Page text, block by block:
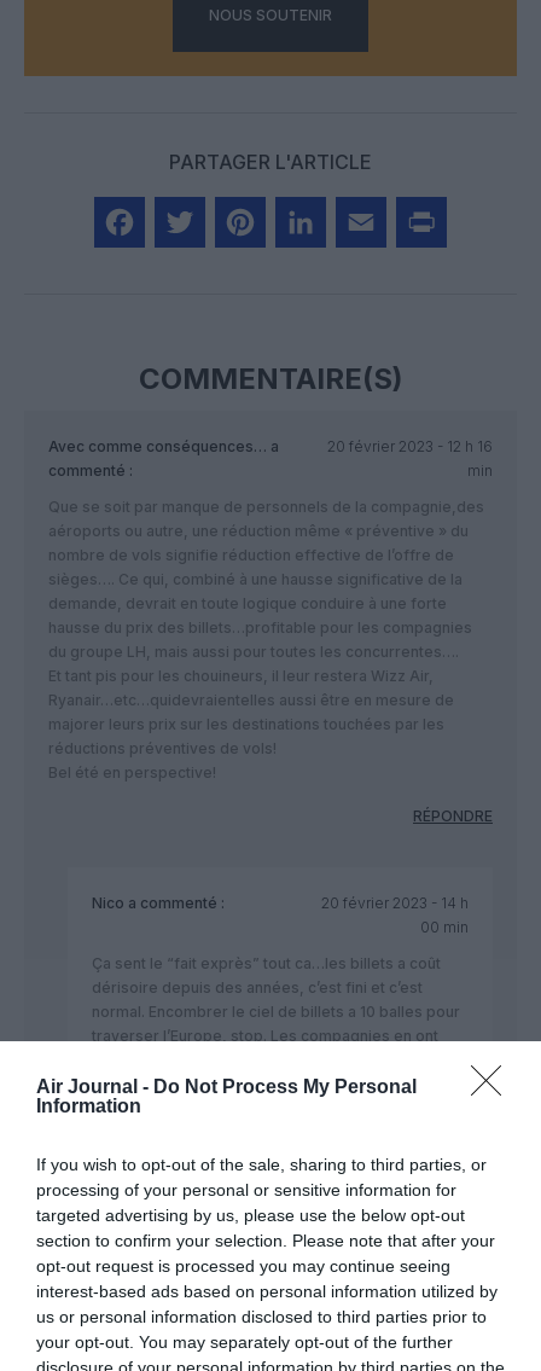
Air Journal - Do Not Process My Personal
Information
If you wish to opt-out of the sale, sharing to third parties, or
processing of your personal or sensitive information for
targeted advertising by us, please use the below opt-out
section to confirm your selection. Please note that after your
opt-out request is processed you may continue seeing
interest-based ads based on personal information utilized by
us or personal information disclosed to third parties prior to
your opt-out. You may separately opt-out of the further
NOUS SOUTENIR
PARTAGER L'ARTICLE
COMMENTAIRE(S)
Avec comme conséquences… a
commenté :
20 février 2023 - 12 h 16
min
Que se soit par manque de personnels de la compagnie,des
aéroports ou autre, une réduction même « préventive » du
nombre de vols signifie réduction effective de l’offre de
sièges…. Ce qui, combiné à une hausse significative de la
demande, devrait en toute logique conduire à une forte
hausse du prix des billets…profitable pour les compagnies
du groupe LH, mais aussi pour toutes les concurrentes….
Et tant pis pour les chouineurs, il leur restera Wizz Air,
Ryanair…etc…quidevraientelles aussi être en mesure de
majorer leurs prix sur les destinations touchées par les
réductions préventives de vols!
Bel été en perspective!
RÉPONDRE
Nico a commenté :
20 février 2023 - 14 h
00 min
Ça sent le “fait exprès” tout ca…les billets a coût
dérisoire depuis des années, c’est fini et c’est
normal. Encombrer le ciel de billets a 10 balles pour
traverser l’Europe, stop. Les compagnies en ont
effectivement, mm oins de vol et plus cher. Ainsi la
rentabilité sera retrouvée.
Rizzardinia commenté :
17 août 2023 - 8 h 42 min
Prendre les passagers comme otages durant plus de 48
heures a l aéroport de Frankfurt, ca commence a bien faire.
Bon nombres de personnes arrivaient de vols long courrier,